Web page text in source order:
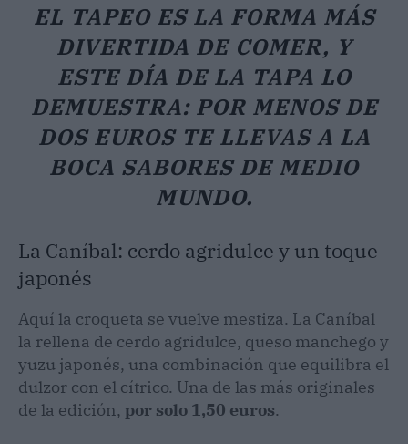
EL TAPEO ES LA FORMA MÁS
DIVERTIDA DE COMER, Y
ESTE DÍA DE LA TAPA LO
DEMUESTRA: POR MENOS DE
DOS EUROS TE LLEVAS A LA
BOCA SABORES DE MEDIO
MUNDO.
La Caníbal: cerdo agridulce y un toque
japonés
Aquí la croqueta se vuelve mestiza. La Caníbal
la rellena de cerdo agridulce, queso manchego y
yuzu japonés, una combinación que equilibra el
dulzor con el cítrico. Una de las más originales
de la edición, por solo 1,50 euros.